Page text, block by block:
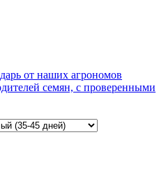
от наших агрономов
семян, с проверенными